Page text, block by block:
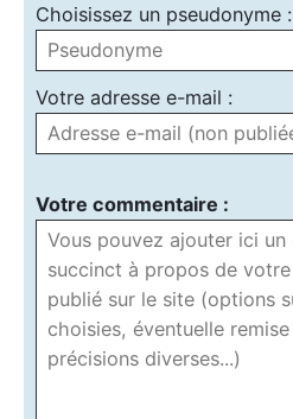
Choisissez un pseudonyme :
Votre adresse e-mail :
Votre commentaire :